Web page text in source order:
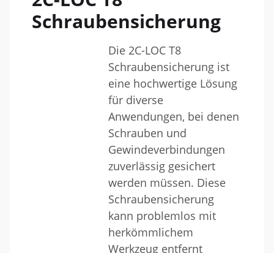
Schraubensicherung
Die 2C-LOC T8
Schraubensicherung ist
eine hochwertige Lösung
für diverse
Anwendungen, bei denen
Schrauben und
Gewindeverbindungen
zuverlässig gesichert
werden müssen. Diese
Schraubensicherung
kann problemlos mit
herkömmlichem
Werkzeug entfernt